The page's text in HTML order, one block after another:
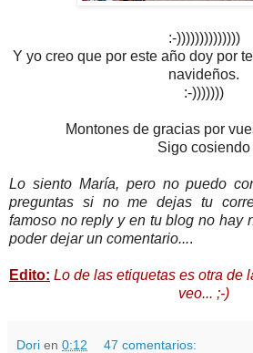
:-))))))))))))))
Y yo creo que por este año doy por
navideños.
:-)))))))
Montones de gracias por
Sigo cosiendo
Lo siento María, pero no puedo
preguntas si no me dejas tu
famoso no reply y en tu blog no hay
poder dejar un comentario....
Edito: Lo de las etiquetas es otra de
veo... ;-)
Dori en 0:12 47 comentarios: